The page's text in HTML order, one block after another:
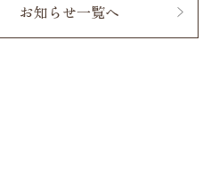
お知らせ一覧へ